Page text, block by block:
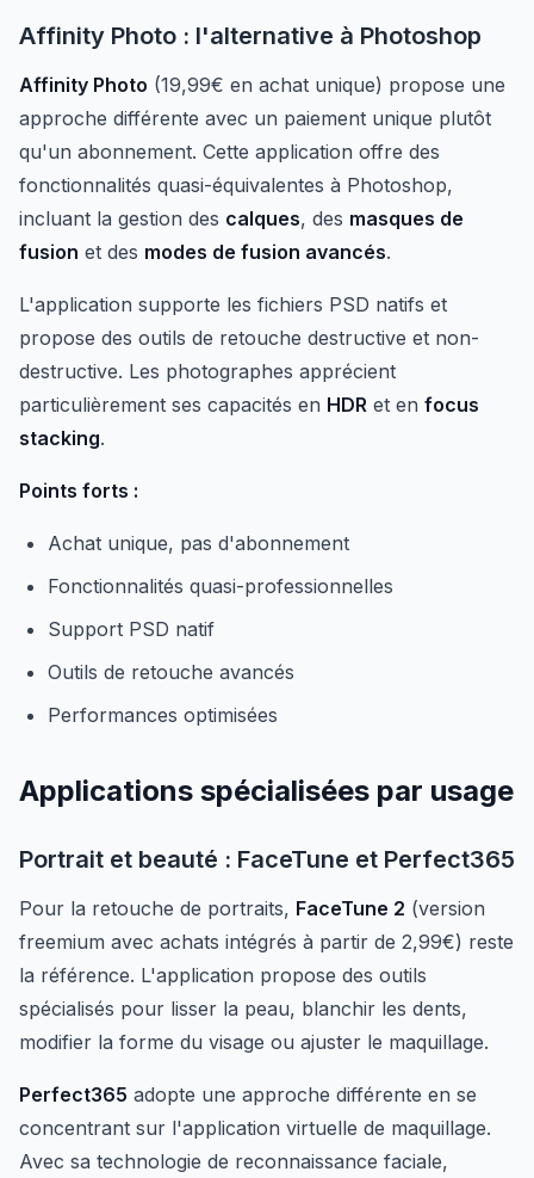
Affinity Photo : l'alternative à Photoshop
Affinity Photo (19,99€ en achat unique) propose une
approche différente avec un paiement unique plutôt
qu'un abonnement. Cette application offre des
fonctionnalités quasi-équivalentes à Photoshop,
incluant la gestion des calques, des masques de
fusion et des modes de fusion avancés.
L'application supporte les fichiers PSD natifs et
propose des outils de retouche destructive et non-
destructive. Les photographes apprécient
particulièrement ses capacités en HDR et en focus
stacking.
Points forts :
Achat unique, pas d'abonnement
Fonctionnalités quasi-professionnelles
Support PSD natif
Outils de retouche avancés
Performances optimisées
Applications spécialisées par usage
Portrait et beauté : FaceTune et Perfect365
Pour la retouche de portraits, FaceTune 2 (version
freemium avec achats intégrés à partir de 2,99€) reste
la référence. L'application propose des outils
spécialisés pour lisser la peau, blanchir les dents,
modifier la forme du visage ou ajuster le maquillage.
Perfect365 adopte une approche différente en se
concentrant sur l'application virtuelle de maquillage.
Avec sa technologie de reconnaissance faciale,